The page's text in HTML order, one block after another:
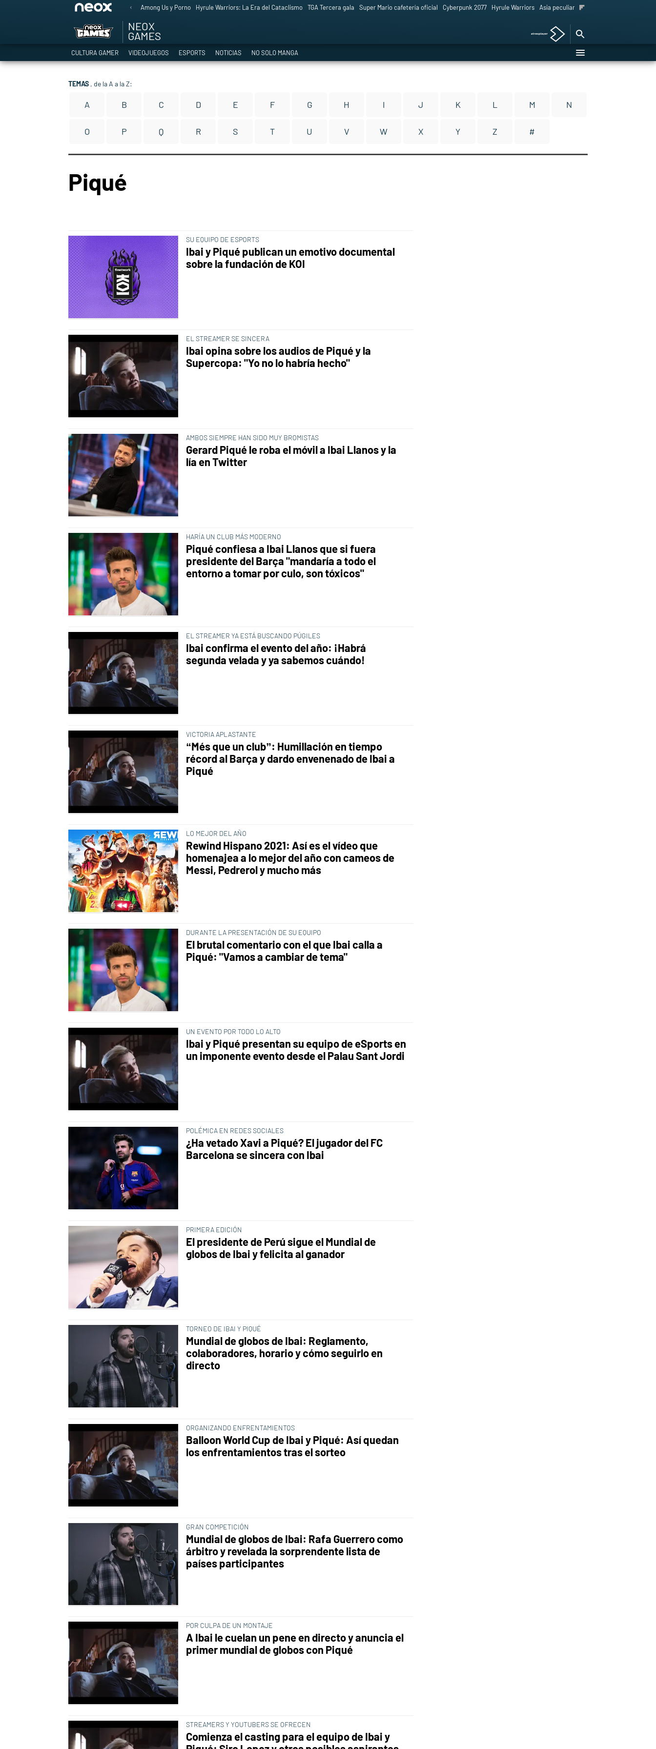
Among Us y Porno Hyrule Warriors: La Era del Cataclismo TGA Tercera gala Super Mario cafetería oficial Cyberpunk 2077 Hyrule Warriors Asia peculiar tradición
NEOX
GAMES
CULTURA GAMER VIDEOJUEGOS ESPORTS NOTICIAS NO SOLO MANGA
TEMAS , de la A a la Z:
A B C D E F G H I J K L M N
O P Q R S T U V W X Y Z #
Piqué
SU EQUIPO DE ESPORTS
Ibai y Piqué publican un emotivo documental
sobre la fundación de KOI
EL STREAMER SE SINCERA
Ibai opina sobre los audios de Piqué y la
Supercopa: "Yo no lo habría hecho"
AMBOS SIEMPRE HAN SIDO MUY BROMISTAS
Gerard Piqué le roba el móvil a Ibai Llanos y la
lía en Twitter
HARÍA UN CLUB MÁS MODERNO
Piqué confiesa a Ibai Llanos que si fuera
presidente del Barça "mandaría a todo el
entorno a tomar por culo, son tóxicos"
EL STREAMER YA ESTÁ BUSCANDO PÚGILES
Ibai confirma el evento del año: ¡Habrá
segunda velada y ya sabemos cuándo!
VICTORIA APLASTANTE
“Més que un club”: Humillación en tiempo
récord al Barça y dardo envenenado de Ibai a
Piqué
LO MEJOR DEL AÑO
Rewind Hispano 2021: Así es el vídeo que
homenajea a lo mejor del año con cameos de
Messi, Pedrerol y mucho más
DURANTE LA PRESENTACIÓN DE SU EQUIPO
El brutal comentario con el que Ibai calla a
Piqué: "Vamos a cambiar de tema"
UN EVENTO POR TODO LO ALTO
Ibai y Piqué presentan su equipo de eSports en
un imponente evento desde el Palau Sant Jordi
POLÉMICA EN REDES SOCIALES
¿Ha vetado Xavi a Piqué? El jugador del FC
Barcelona se sincera con Ibai
PRIMERA EDICIÓN
El presidente de Perú sigue el Mundial de
globos de Ibai y felicita al ganador
TORNEO DE IBAI Y PIQUÉ
Mundial de globos de Ibai: Reglamento,
colaboradores, horario y cómo seguirlo en
directo
ORGANIZANDO ENFRENTAMIENTOS
Balloon World Cup de Ibai y Piqué: Así quedan
los enfrentamientos tras el sorteo
GRAN COMPETICIÓN
Mundial de globos de Ibai: Rafa Guerrero como
árbitro y revelada la sorprendente lista de
países participantes
POR CULPA DE UN MONTAJE
A Ibai le cuelan un pene en directo y anuncia el
primer mundial de globos con Piqué
STREAMERS Y YOUTUBERS SE OFRECEN
Comienza el casting para el equipo de Ibai y